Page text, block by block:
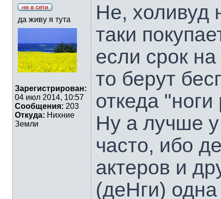
да живу я тута
Зарегистрирован:
04 июл 2014, 10:57
Сообщения: 203
Откуда: Нихние
Земли
Не, холивуд
таки
если срок
то берут
откеда "ноги
Ну а лучше
часто, ибо
актеров и
(деНги)